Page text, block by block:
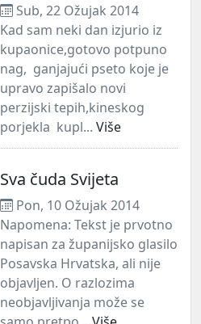
Sub, 22 Ožujak 2014
Kad sam neki dan izjurio iz
kupaonice,gotovo potpuno
nag, ganjajući pseto koje je
upravo zapišalo novi
perzijski tepih,kineskog
porjekla kupl... Više
Sva čuda Svijeta
Pon, 10 Ožujak 2014
Napomena: Tekst je prvotno
napisan za županijsko glasilo
Posavska Hrvatska, ali nije
objavljen. O razlozima
neobjavljivanja može se